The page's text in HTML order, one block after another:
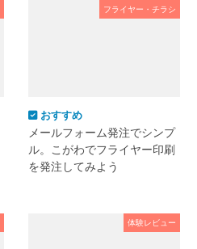
フライヤー・チラシ
おすすめ
メールフォーム発注でシンプ
ル。こがわでフライヤー印刷
を発注してみよう
体験レビュー